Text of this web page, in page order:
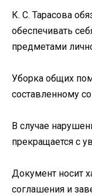
К. С. Тарасова
обеспечивать
предметами
Уборка общих
составленному
В случае
прекращается с
Документ носит
соглашения и